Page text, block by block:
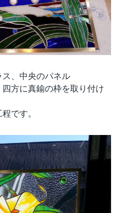
、中央のパネル
方に真鍮の枠を取り付け
です。